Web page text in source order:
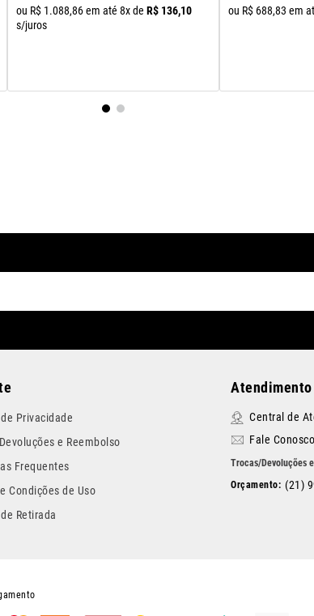
ou R$ 1.088,86 em até 8x de R$ 136,10
s/juros
ou R$ 688,83 em
Privacidade
e Reembolso
Frequentes
Condições de Uso
Retirada
Atendimento
Central de
Fale Conosco
(21)